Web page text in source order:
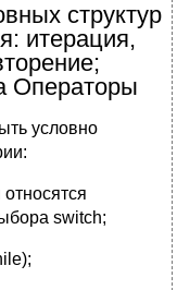
структур
итерация,
Операторы
условно
switch;